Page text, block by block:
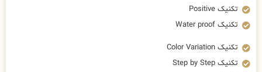
تکنیک Positive
تکنیک Water proof
تکنیک Color Variation
تکنیک Step by Step